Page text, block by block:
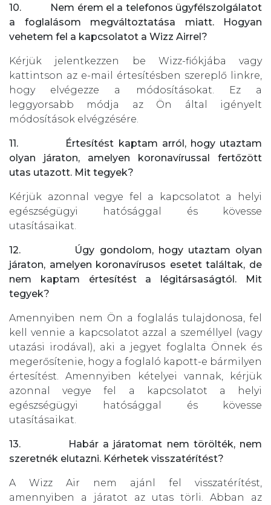
10. Nem érem el a telefonos ügyfélszolgálatot
a foglalásom megváltoztatása miatt. Hogyan
vehetem fel a kapcsolatot a Wizz Airrel?
Kérjük jelentkezzen be Wizz-fiókjába vagy
kattintson az e-mail értesítésben szereplő linkre,
hogy elvégezze a módosításokat. Ez a
leggyorsabb módja az Ön által igényelt
módosítások elvégzésére.
11. Értesítést kaptam arról, hogy utaztam
olyan járaton, amelyen koronavírussal fertőzött
utas utazott. Mit tegyek?
Kérjük azonnal vegye fel a kapcsolatot a helyi
egészségügyi hatósággal és kövesse
utasításaikat.
12. Úgy gondolom, hogy utaztam olyan
járaton, amelyen koronavírusos esetet találtak, de
nem kaptam értesítést a légitársaságtól. Mit
tegyek?
Amennyiben nem Ön a foglalás tulajdonosa, fel
kell vennie a kapcsolatot azzal a személlyel (vagy
utazási irodával), aki a jegyet foglalta Önnek és
megerősítenie, hogy a foglaló kapott-e bármilyen
értesítést. Amennyiben kételyei vannak, kérjük
azonnal vegye fel a kapcsolatot a helyi
egészségügyi hatósággal és kövesse
utasításaikat.
13. Habár a járatomat nem törölték, nem
szeretnék elutazni. Kérhetek visszatérítést?
A Wizz Air nem ajánl fel visszatérítést,
amennyiben a járatot az utas törli. Abban az